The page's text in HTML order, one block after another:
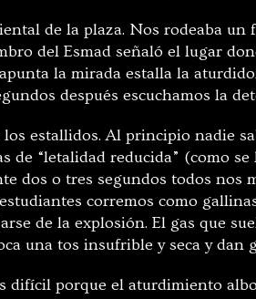
de la plaza. Nos rodeaba un
del Esmad señaló el lugar
la mirada estalla la
después escuchamos la
estallidos. Al principio nadie
de “letalidad reducida” (como
dos o tres segundos todos nos
corremos como
de la explosión. El gas que
una tos insufrible y seca y dan
difícil porque el aturdimiento